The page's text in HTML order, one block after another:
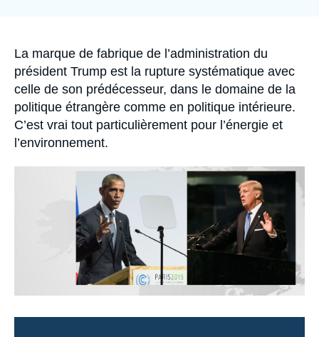
Accroche
La marque de fabrique de l’administration du
président Trump est la rupture systématique avec
celle de son prédécesseur, dans le domaine de la
politique étrangère comme en politique intérieure.
C’est vrai tout particulièrement pour l’énergie et
l’environnement.